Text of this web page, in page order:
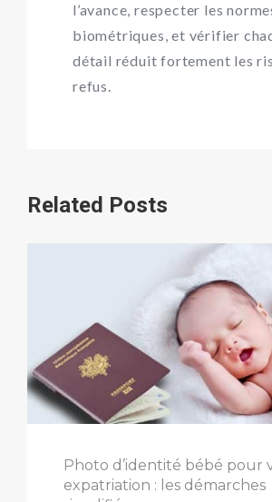
l’avance, respecter les
biométriques, et vérifier
détail réduit fortement les
refus.
Related Posts
Photo d’identité bébé pour
expatriation : les démarches